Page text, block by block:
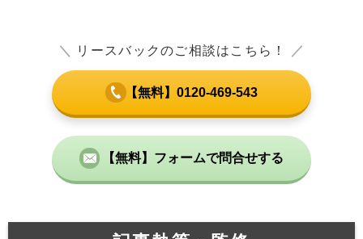
＼ リースバックのご相談はこちら！ ／
【無料】0120-469-543
【無料】フォームで問合せする